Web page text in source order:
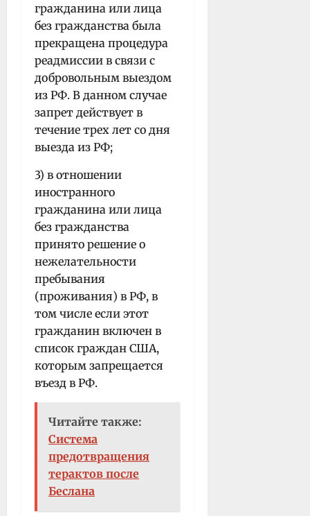
гражданина или лица
без гражданства была
прекращена процедура
реадмиссии в связи с
добровольным выездом
из РФ. В данном случае
запрет действует в
течение трех лет со дня
выезда из РФ;
3) в отношении
иностранного
гражданина или лица
без гражданства
принято решение о
нежелательности
пребывания
(проживания) в РФ, в
том числе если этот
гражданин включен в
список граждан США,
которым запрещается
въезд в РФ.
Читайте также:
Система
предотвращения
терактов после
Беслана